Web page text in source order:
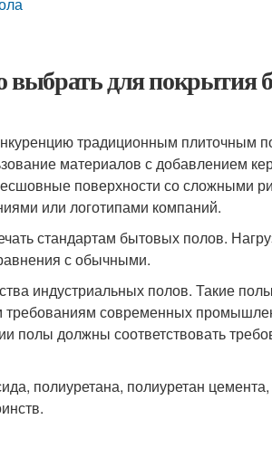
выбрать для покрытия
традиционным плиточным
материалов с добавлением
поверхности со сложными
или логотипами компаний.
стандартам бытовых полов.
с обычными.
индустриальных полов. Такие
современных
полы должны соответствовать
полиуретана, полиуретан цемента,